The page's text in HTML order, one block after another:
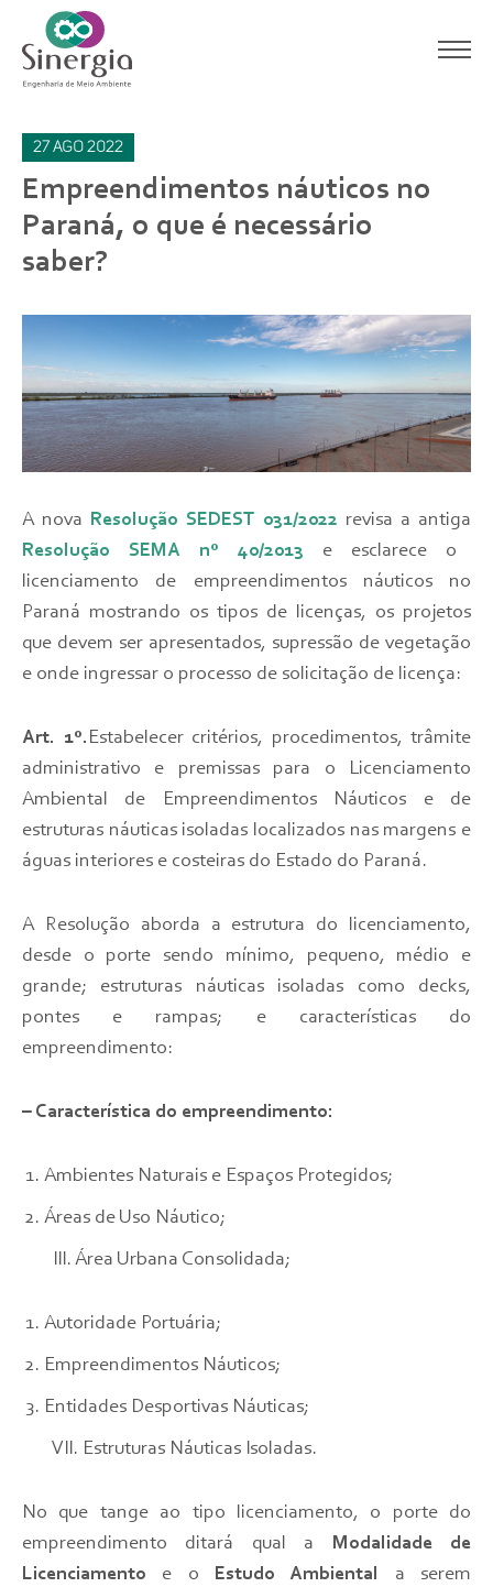
27 ago 2022
Empreendimentos náuticos no
Paraná, o que é necessário
saber?
A nova Resolução SEDEST 031/2022 revisa a antiga
Resolução SEMA nº 40/2013
e esclarece o
licenciamento de empreendimentos náuticos no
Paraná mostrando os tipos de licenças, os projetos
que devem ser apresentados, supressão de vegetação
e onde ingressar o processo de solicitação de licença:
Art. 1º. Estabelecer critérios, procedimentos, trâmite
administrativo e premissas para o Licenciamento
Ambiental de Empreendimentos Náuticos e de
estruturas náuticas isoladas localizados nas margens e
águas interiores e costeiras do Estado do Paraná.
A Resolução aborda a estrutura do licenciamento,
desde o porte sendo mínimo, pequeno, médio e
grande; estruturas náuticas isoladas como decks,
pontes e rampas; e características do
empreendimento:
– Característica do empreendimento:
Ambientes Naturais e Espaços Protegidos;
Áreas de Uso Náutico;
III. Área Urbana Consolidada;
Autoridade Portuária;
Empreendimentos Náuticos;
Entidades Desportivas Náuticas;
VII. Estruturas Náuticas Isoladas.
No que tange ao tipo licenciamento, o porte do
empreendimento ditará qual a Modalidade de
Licenciamento
e o Estudo Ambiental
a serem